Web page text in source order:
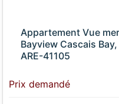
Appartement Vue
Bayview Cascais
ARE-41105
Prix demandé